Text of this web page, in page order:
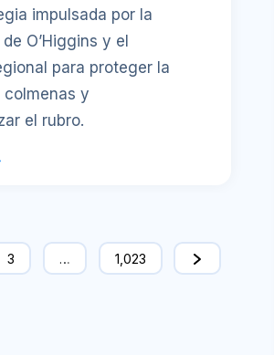
impulsada por la
O’Higgins y el
para proteger la
colmenas y
el rubro.
3 … 1,023